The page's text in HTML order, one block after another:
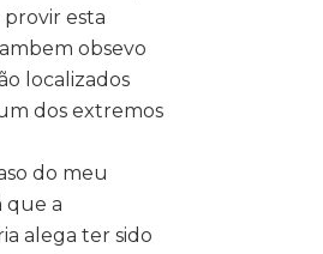
esta
obsevo
localizados
dos extremos
do meu
que a
alega ter sido